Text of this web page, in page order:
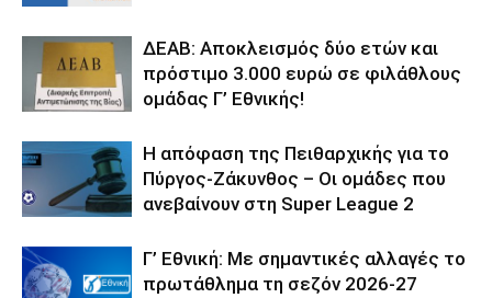
ΔΕΑΒ: Αποκλεισμός δύο ετών και
πρόστιμο 3.000 ευρώ σε φιλάθλους
ομάδας Γ’ Εθνικής!
Η απόφαση της Πειθαρχικής για το
Πύργος-Ζάκυνθος – Οι ομάδες που
ανεβαίνουν στη Super League 2
Γ’ Εθνική: Με σημαντικές αλλαγές το
πρωτάθλημα τη σεζόν 2026-27